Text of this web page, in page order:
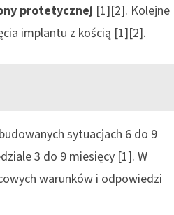
protetycznej [1][2]. Kolejne
implantu z kością [1][2].
sytuacjach 6 do 9
3 do 9 miesięcy [1]. W
warunków i odpowiedzi